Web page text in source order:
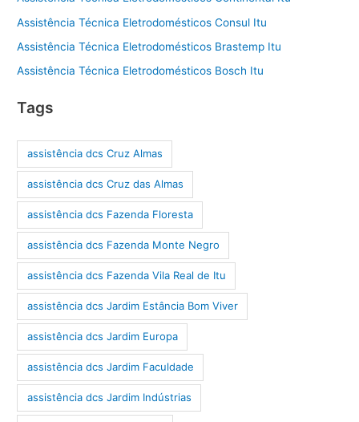
Assistência Técnica Eletrodomésticos Consul Itu
Assistência Técnica Eletrodomésticos Brastemp Itu
Assistência Técnica Eletrodomésticos Bosch Itu
Tags
assistência dcs Cruz Almas
assistência dcs Cruz das Almas
assistência dcs Fazenda Floresta
assistência dcs Fazenda Monte Negro
assistência dcs Fazenda Vila Real de Itu
assistência dcs Jardim Estância Bom Viver
assistência dcs Jardim Europa
assistência dcs Jardim Faculdade
assistência dcs Jardim Indústrias